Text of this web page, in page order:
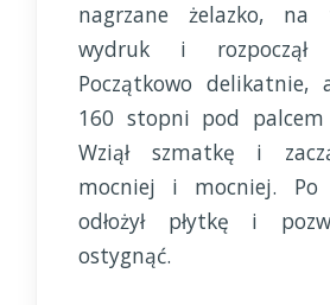
nagrzane żelazko, na
wydruk i rozpoczął
Początkowo delikatnie,
160 stopni pod palcem
Wziął szmatkę i
mocniej i mocniej. Po
odłożył płytkę i
ostygnąć.